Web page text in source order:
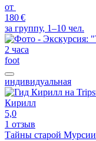
от
180 €
за группу, 1–10 чел.
2 часа
foot
индивидуальная
Кирилл
5,0
1 отзыв
Тайны старой Мурсии